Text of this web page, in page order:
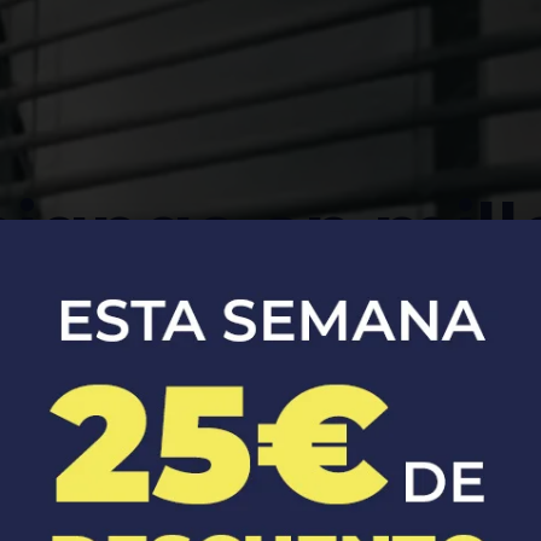
en
Montaje y mantenimiento de persianas
manuales y automáticas.​